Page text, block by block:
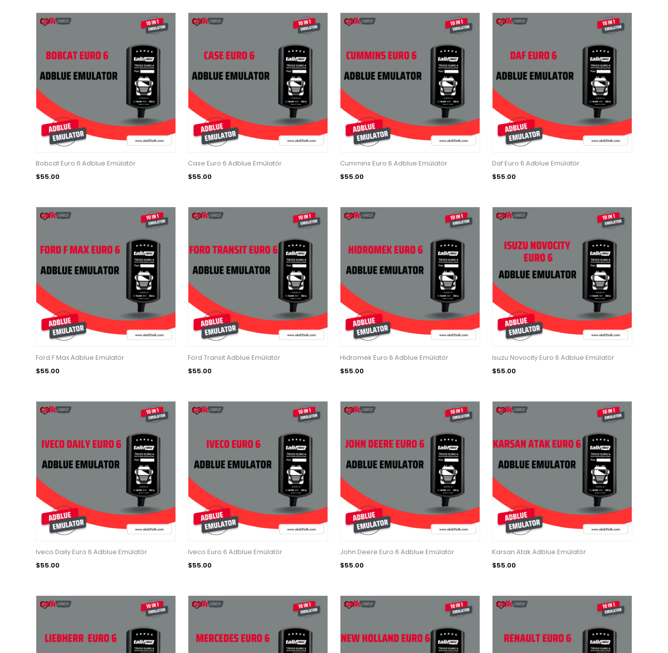
Bobcat Euro 6 Adblue Emülatör
$55.00
Case Euro 6 Adblue Emülatör
$55.00
Cummins Euro 6 Adblue Emülatör
$55.00
Daf Euro 6 Adblue Emülatör
$55.00
Ford F Max Adblue Emülatör
$55.00
Ford Transit Adblue Emülatör
$55.00
Hidromek Euro 6 Adblue Emülatör
$55.00
Isuzu Novocity Euro 6 Adblue Emülatör
$55.00
Iveco Daily Euro 6 Adblue Emülatör
$55.00
Iveco Euro 6 Adblue Emülatör
$55.00
John Deere Euro 6 Adblue Emülatör
$55.00
Karsan Atak Adblue Emülatör
$55.00